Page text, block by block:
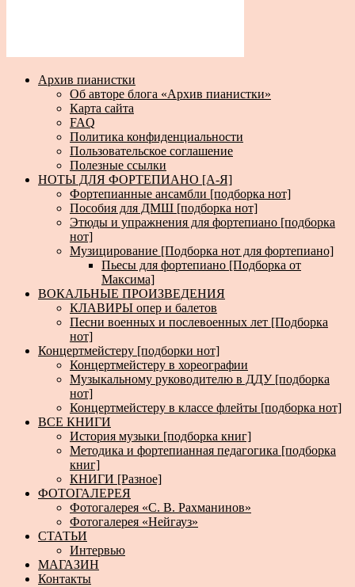
Архив пианистки
Об авторе блога «Архив пианистки»
Карта сайта
FAQ
Политика конфиденциальности
Пользовательское соглашение
Полезные ссылки
НОТЫ ДЛЯ ФОРТЕПИАНО [А-Я]
Фортепианные ансамбли [подборка нот]
Пособия для ДМШ [подборка нот]
Этюды и упражнения для фортепиано [подборка
нот]
Музицирование [Подборка нот для фортепиано]
Пьесы для фортепиано [Подборка от
Максима]
ВОКАЛЬНЫЕ ПРОИЗВЕДЕНИЯ
КЛАВИРЫ опер и балетов
Песни военных и послевоенных лет [Подборка
нот]
Концертмейстеру [подборки нот]
Концертмейстеру в хореографии
Музыкальному руководителю в ДДУ [подборка
нот]
Концертмейстеру в классе флейты [подборка нот]
ВСЕ КНИГИ
История музыки [подборка книг]
Методика и фортепианная педагогика [подборка
книг]
КНИГИ [Разное]
ФОТОГАЛЕРЕЯ
Фотогалерея «С. В. Рахманинов»
Фотогалерея «Нейгауз»
СТАТЬИ
Интервью
МАГАЗИН
Контакты